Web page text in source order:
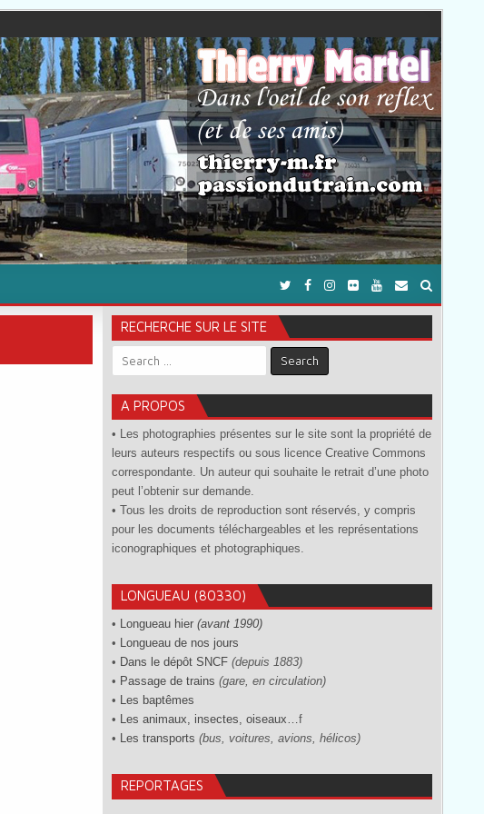
RECHERCHE SUR LE SITE
Search for:
A PROPOS
• Les photographies présentes sur le site sont la propriété de
leurs auteurs respectifs ou sous licence Creative Commons
correspondante. Un auteur qui souhaite le retrait d’une photo
peut l’obtenir sur demande.
• Tous les droits de reproduction sont réservés, y compris
pour les documents téléchargeables et les représentations
iconographiques et photographiques.
LONGUEAU (80330)
• Longueau hier (avant 1990)
• Longueau de nos jours
• Dans le dépôt SNCF (depuis 1883)
• Passage de trains (gare, en circulation)
• Les baptêmes
• Les animaux, insectes, oiseaux…f
• Les transports (bus, voitures, avions, hélicos)
REPORTAGES